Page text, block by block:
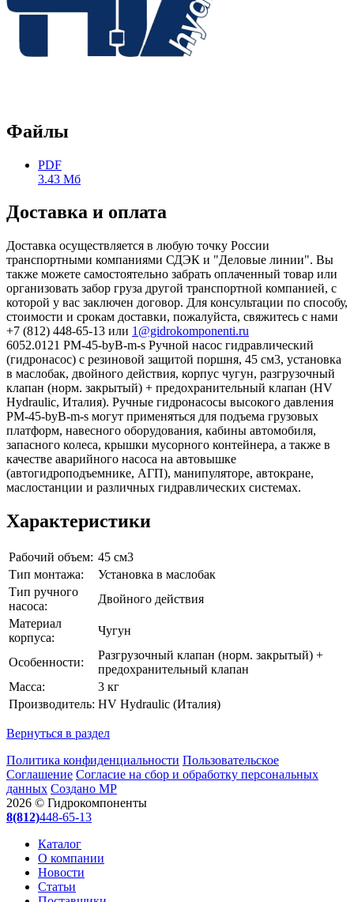
Файлы
PDF
3.43 Мб
Доставка и оплата
Доставка осуществляется в любую точку России
транспортными компаниями СДЭК и "Деловые линии". Вы
также можете самостоятельно забрать оплаченный товар или
организовать забор груза другой транспортной компанией, с
которой у вас заключен договор. Для консультации по способу,
стоимости и срокам доставки, пожалуйста, свяжитесь с нами
+7 (812) 448-65-13 или 1@gidrokomponenti.ru
6052.0121 PM-45-byB-m-s Ручной насос гидравлический
(гидронасос) с резиновой защитой поршня, 45 см3, установка
в маслобак, двойного действия, корпус чугун, разгрузочный
клапан (норм. закрытый) + предохранительный клапан (HV
Hydraulic, Италия). Ручные гидронасосы высокого давления
PM-45-byB-m-s могут применяться для подъема грузовых
платформ, навесного оборудования, кабины автомобиля,
запасного колеса, крышки мусорного контейнера, а также в
качестве аварийного насоса на автовышке
(автогидроподъемнике, АГП), манипуляторе, автокране,
маслостанции и различных гидравлических системах.
Характеристики
Рабочий объем: 45 см3
Тип монтажа:
Установка в маслобак
Тип ручного
насоса:
Двойного действия
Материал
корпуса:
Чугун
Особенности:
Разгрузочный клапан (норм. закрытый) +
предохранительный клапан
Масса:
3 кг
Производитель: HV Hydraulic (Италия)
Вернуться в раздел
Политика конфиденциальности Пользовательское
Соглашение Согласие на сбор и обработку персональных
данных Создано МР
2026 © Гидрокомпоненты
8(812)448-65-13
Каталог
О компании
Новости
Статьи